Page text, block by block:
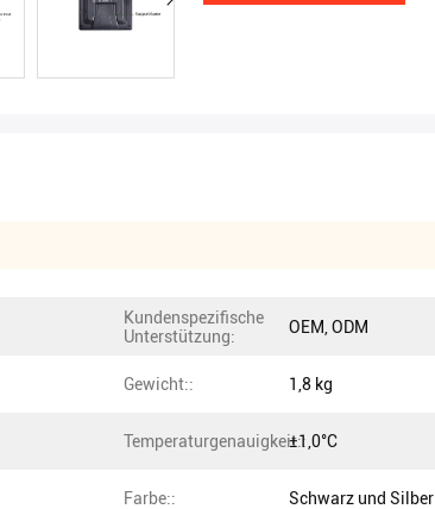
Kundenspezifische
Unterstützung:
OEM, ODM
Gewicht:: 1,8 kg
Temperaturgenauigkeit::±1,0°C
Farbe:: Schwarz und Silber